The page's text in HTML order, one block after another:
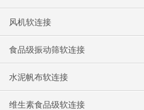
风机软连接
食品级振动筛软连接
水泥帆布软连接
维生素食品级软连接